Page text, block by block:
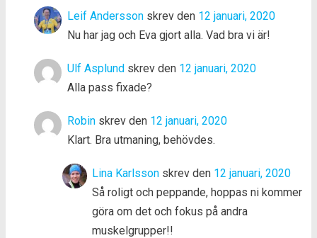
Leif Andersson skrev den 12 januari, 2020
Nu har jag och Eva gjort alla. Vad bra vi är!
Ulf Asplund skrev den 12 januari, 2020
Alla pass fixade?
Robin skrev den 12 januari, 2020
Klart. Bra utmaning, behövdes.
Lina Karlsson skrev den 12 januari, 2020
Så roligt och peppande, hoppas ni kommer
göra om det och fokus på andra
muskelgrupper!!